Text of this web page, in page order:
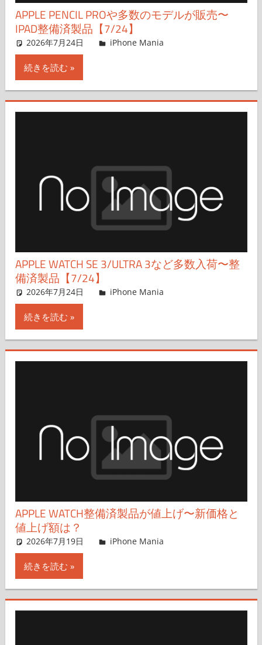
APPLE PENCIL PROや多数のモデルが販売〜
IPAD整備済製品【7/24】
2026年7月24日 FT729
iPhone Mania
続きを読む
APPLE WATCH SE 3/ULTRA 3など多数入荷〜整
備済製品【7/24】
2026年7月24日 FT729
iPhone Mania
続きを読む
APPLE WATCH整備済製品が値上げ〜新価格と
値上げ額は？
2026年7月19日 FT729
iPhone Mania
続きを読む